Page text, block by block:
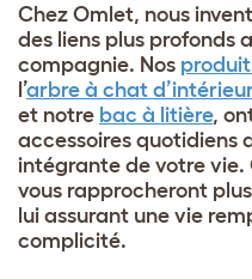
Chez Omlet, nous
des liens plus profonds
compagnie. Nos
l’arbre à chat
et notre bac à litière,
accessoires quotidiens
intégrante de votre vie.
vous rapprocheront
lui assurant une vie
complicité.